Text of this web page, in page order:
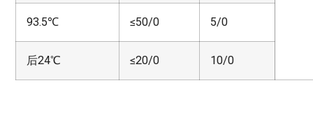
93.5℃ ≤50/0 5/0
后24℃ ≤20/0 10/0